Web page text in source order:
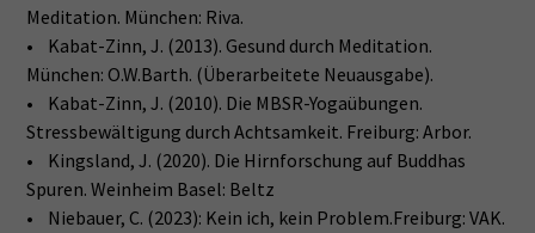
Meditation. München: Riva.
• Kabat-Zinn, J. (2013). Gesund durch Meditation.
München: O.W.Barth. (Überarbeitete Neuausgabe).
• Kabat-Zinn, J. (2010). Die MBSR-Yogaübungen.
Stressbewältigung durch Achtsamkeit. Freiburg: Arbor.
• Kingsland, J. (2020). Die Hirnforschung auf Buddhas
Spuren. Weinheim Basel: Beltz
• Niebauer, C. (2023): Kein ich, kein Problem.Freiburg: VAK.